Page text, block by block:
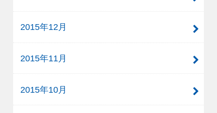
2015年12月
2015年11月
2015年10月